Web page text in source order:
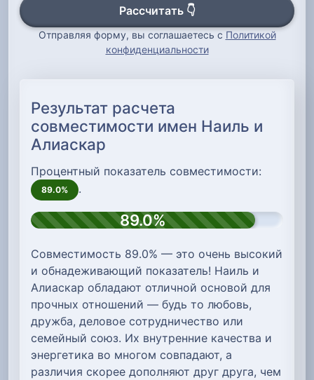
Рассчитать 👇
Отправляя форму, вы соглашаетесь с Политикой
конфиденциальности
Результат расчета
совместимости имен Наиль и
Алиаскар
Процентный показатель совместимости:
89.0% .
89.0%
Совместимость 89.0% — это очень высокий
и обнадеживающий показатель! Наиль и
Алиаскар обладают отличной основой для
прочных отношений — будь то любовь,
дружба, деловое сотрудничество или
семейный союз. Их внутренние качества и
энергетика во многом совпадают, а
различия скорее дополняют друг друга, чем